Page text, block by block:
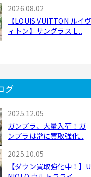
2026.08.02
【LOUIS VUITTON ルイヴ
ィトン】サングラス L...
グ
2025.12.05
ガンプラ、大量入荷！ガ
ンプラは常に買取強化...
2025.10.05
【ダウン買取強化中！】U